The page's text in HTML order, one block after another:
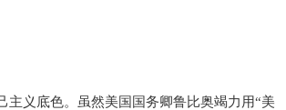
主义底色。虽然美国国务卿鲁比奥竭力用“美